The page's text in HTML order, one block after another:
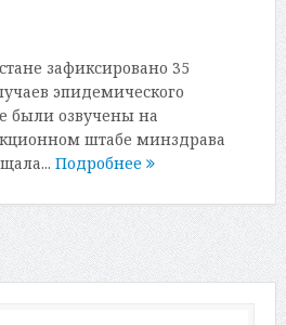
зафиксировано 35
эпидемического
были озвучены на
штабе минздрава
Подробнее